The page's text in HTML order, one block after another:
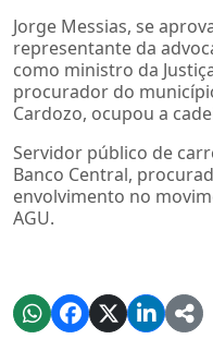
Jorge Messias, se
representante da
como ministro da
procurador do
Cardozo, ocupou a
Servidor público de
Banco Central,
envolvimento no
AGU.